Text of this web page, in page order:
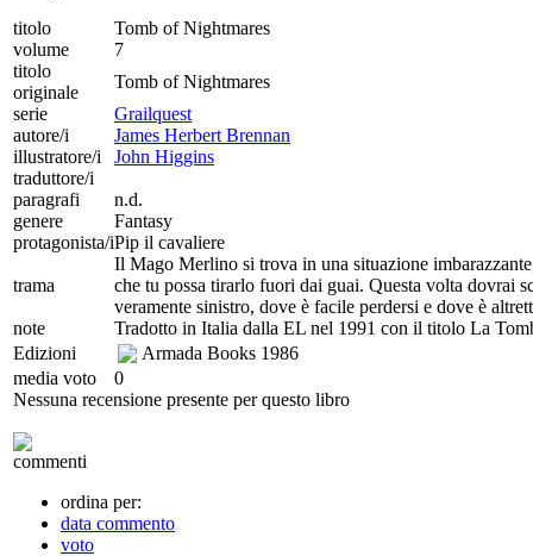
titolo
Tomb of Nightmares
volume
7
titolo
originale
Tomb of Nightmares
serie
Grailquest
autore/i
James Herbert Brennan
illustratore/i
John Higgins
traduttore/i
paragrafi
n.d.
genere
Fantasy
protagonista/iPip il cavaliere
trama
Il Mago Merlino si trova in una situazione
che tu possa tirarlo fuori dai guai. Questa volta dovrai
veramente sinistro, dove è facile perdersi e dove è
note
Tradotto in Italia dalla EL nel 1991 con il titolo La
Edizioni
Armada Books 1986
media voto
0
Nessuna recensione presente per questo libro
commenti
ordina per:
data commento
voto